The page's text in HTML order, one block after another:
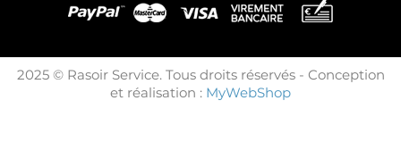
2025 © Rasoir Service. Tous droits réservés - Conception
et réalisation : MyWebShop